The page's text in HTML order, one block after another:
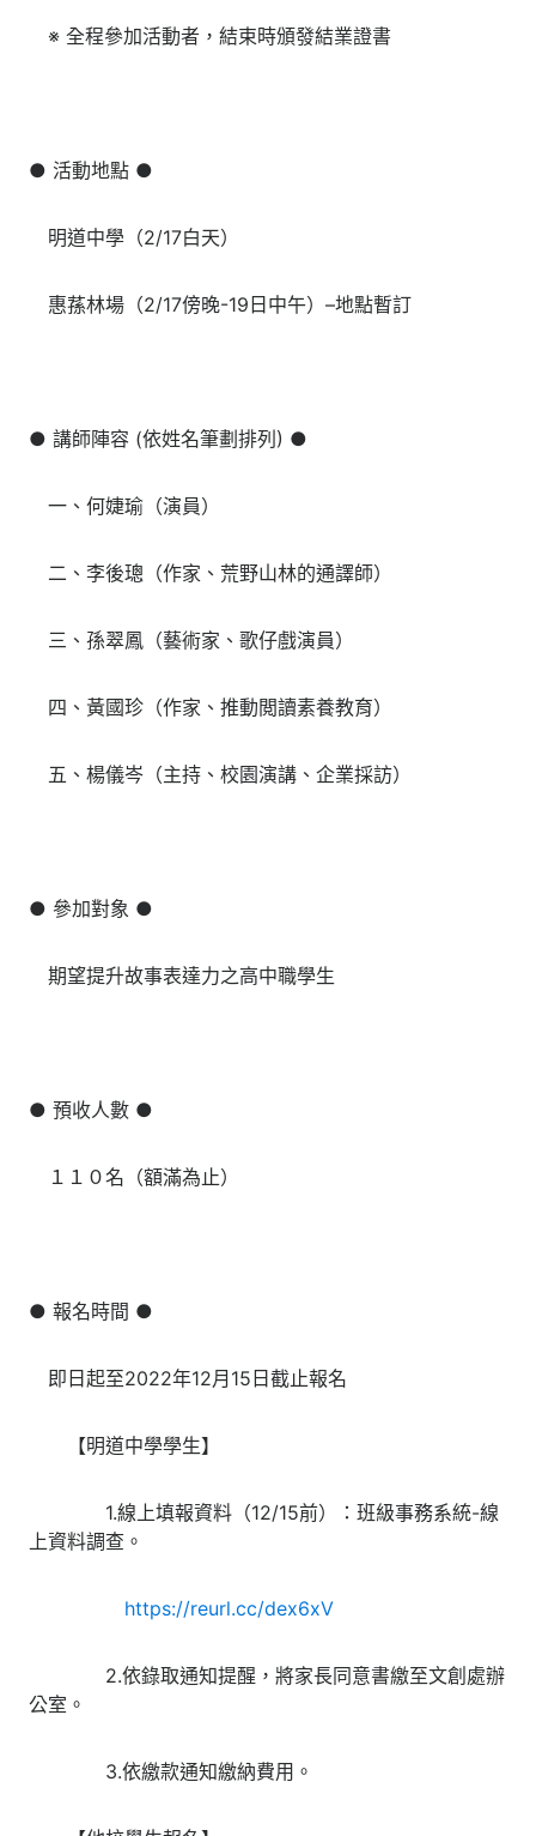
※ 全程參加活動者，結束時頒發結業證書
● 活動地點 ●
明道中學（2/17白天）
惠蓀林場（2/17傍晚-19日中午）–地點暫訂
● 講師陣容 (依姓名筆劃排列) ●
一、何婕瑜（演員）
二、李後璁（作家、荒野山林的通譯師）
三、孫翠鳳（藝術家、歌仔戲演員）
四、黃國珍（作家、推動閲讀素養教育）
五、楊儀岑（主持、校園演講、企業採訪）
● 參加對象 ●
期望提升故事表達力之高中職學生
● 預收人數 ●
１１０名（額滿為止）
● 報名時間 ●
即日起至2022年12月15日截止報名
【明道中學學生】
1.線上填報資料（12/15前）：班級事務系統-線
上資料調查。
https://reurl.cc/dex6xV
2.依錄取通知提醒，將家長同意書繳至文創處辦
公室。
3.依繳款通知繳納費用。